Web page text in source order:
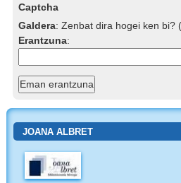
Captcha
Galdera:Zenbat dira hogei ken bi?
Erantzuna:
JOANA ALBRET